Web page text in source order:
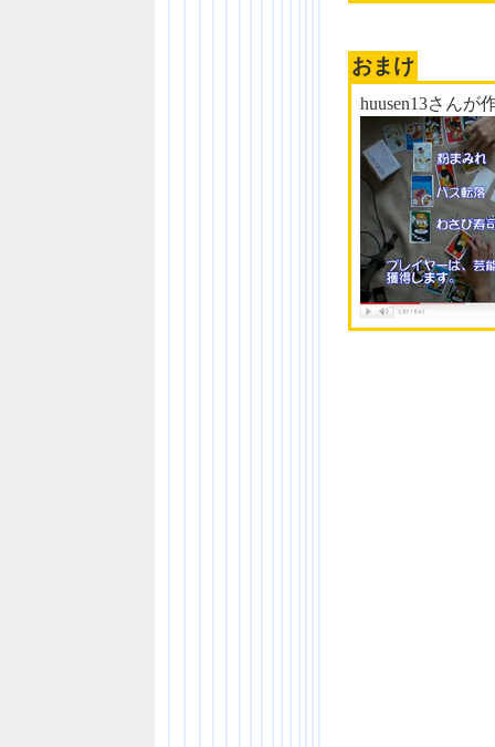
おまけ
huusen13さんが